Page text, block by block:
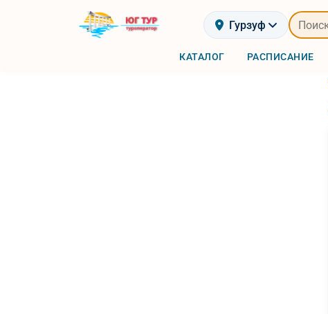
Гурзуф
КАТАЛОГ РАСПИСАНИЕ